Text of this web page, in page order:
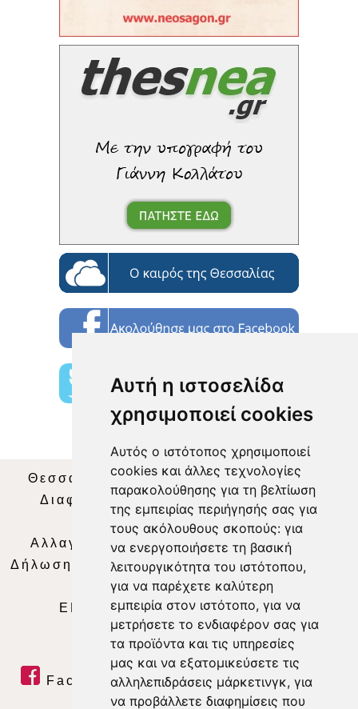
Αυτή η ιστοσελίδα
χρησιμοποιεί cookies
Αυτός ο ιστότοπος χρησιμοποιεί
cookies και άλλες τεχνολογίες
παρακολούθησης για τη βελτίωση
της εμπειρίας περιήγησής σας για
τους ακόλουθους σκοπούς: για
να ενεργοποιήσετε τη βασική
λειτουργικότητα του ιστότοπου,
για να παρέχετε καλύτερη
εμπειρία στον ιστότοπο, για να
μετρήσετε το ενδιαφέρον σας για
τα προϊόντα και τις υπηρεσίες
μας και να εξατομικεύσετε τις
αλληλεπιδράσεις μάρκετινγκ, για
να προβάλλετε διαφημίσεις που
Θεσσαλία Τηλεόραση|SNG Services
Διαφήμιση | Όροι Χρήσης |Δήλωση
Απορρήτου |
Περιεχόμενο
Αλλαγή Προτιμήσεων για τα Cookies
Δήλωση συμμόρφωσης με τη σύσταση (ΕΕ)
2018/334|Ταυτότητα
ΕΝΗΜΕΡΩΣΗ |WEB TV| LIVE
Facebook| Twitter | Youtube